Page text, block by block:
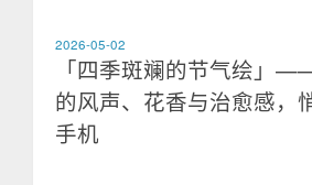
2026-05-02
「四季斑斓的节气绘」
的风声、花香与治愈感，
手机